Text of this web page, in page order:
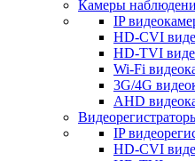
Камеры
IP
HD-CVI
HD-TVI
Wi-Fi
3G/4G
AHD
IP
HD-CVI